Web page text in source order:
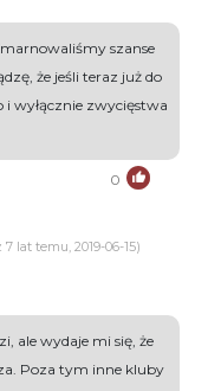
szanse
że jeśli teraz już do
wyłącznie zwycięstwa
0
lat temu, 2019-06-15)
ale wydaje mi się, że
Poza tym inne kluby